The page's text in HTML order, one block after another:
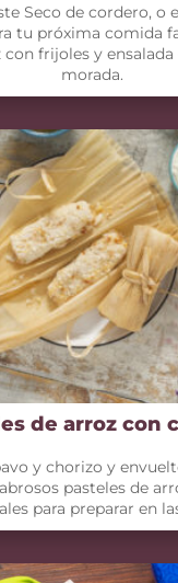
Seco de cordero, o
tu próxima comida
frijoles y ensalada
morada.
de arroz con
y chorizo y
pasteles de
para preparar en